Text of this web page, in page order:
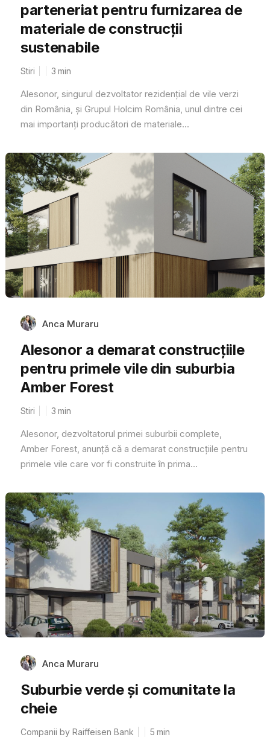
parteneriat pentru furnizarea de
materiale de construcții
sustenabile
Stiri 3 min
Alesonor, singurul dezvoltator rezidențial de vile verzi
din România, și Grupul Holcim România, unul dintre cei
mai importanți producători de materiale...
Anca Muraru
Alesonor a demarat construcțiile
pentru primele vile din suburbia
Amber Forest
Stiri 3 min
Alesonor, dezvoltatorul primei suburbii complete,
Amber Forest, anunță că a demarat construcțiile pentru
primele vile care vor fi construite în prima...
Anca Muraru
Suburbie verde și comunitate la
cheie
Companii by Raiffeisen Bank 5 min